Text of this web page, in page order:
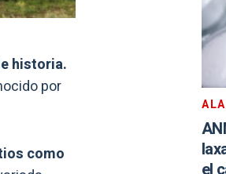
historia.
por
como